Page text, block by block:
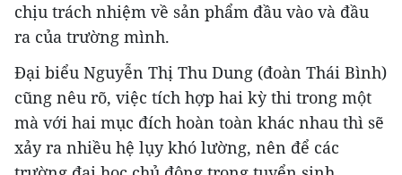
chịu trách nhiệm về sản phẩm đầu vào và đầu
ra của trường mình.
Đại biểu Nguyễn Thị Thu Dung (đoàn Thái Bình)
cũng nêu rõ, việc tích hợp hai kỳ thi trong một
mà với hai mục đích hoàn toàn khác nhau thì sẽ
xảy ra nhiều hệ lụy khó lường, nên để các